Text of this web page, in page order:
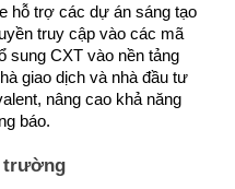
lập tức
hỗ trợ các dự án sáng tạo
truy cập vào các mã
sung CXT vào nền tảng
giao dịch và nhà đầu tư
nâng cao khả năng
báo.
trường